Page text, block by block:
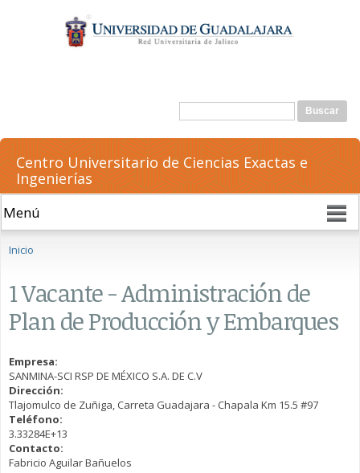
contenido
principal
Formulario de búsqueda
Buscar
Centro Universitario de Ciencias Exactas e
Ingenierías
Inicio
1 Vacante - Administración de
Plan de Producción y Embarques
Empresa:
SANMINA-SCI RSP DE MÉXICO S.A. DE C.V
Dirección:
Tlajomulco de Zuñiga, Carreta Guadajara - Chapala Km 15.5 #97
Teléfono:
3.33284E+13
Contacto:
Fabricio Aguilar Bañuelos